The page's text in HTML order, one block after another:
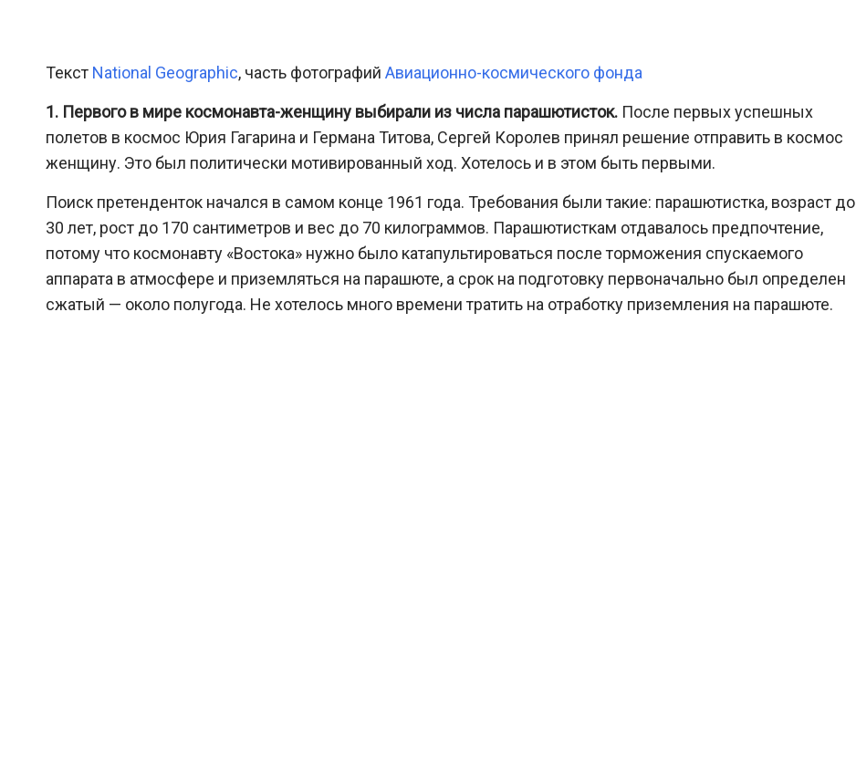
Текст National Geographic, часть фотографий Авиационно-космического фонда
1. Первого в мире космонавта-женщину выбирали из числа парашютисток. После первых успешных
полетов в космос Юрия Гагарина и Германа Титова, Сергей Королев принял решение отправить в космос
женщину. Это был политически мотивированный ход. Хотелось и в этом быть первыми.
Поиск претенденток начался в самом конце 1961 года. Требования были такие: парашютистка, возраст до
30 лет, рост до 170 сантиметров и вес до 70 килограммов. Парашютисткам отдавалось предпочтение,
потому что космонавту «Востока» нужно было катапультироваться после торможения спускаемого
аппарата в атмосфере и приземляться на парашюте, а срок на подготовку первоначально был определен
сжатый — около полугода. Не хотелось много времени тратить на отработку приземления на парашюте.